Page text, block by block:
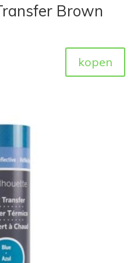
Brown
kopen